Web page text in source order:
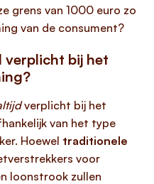
grens van 1000 euro zo
van de consument?
verplicht bij het
verplicht bij het
van het type
Hoewel traditionele
voor
loonstrook zullen